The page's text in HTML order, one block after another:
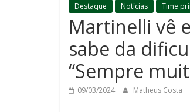
Destaque Notícias Time
Martinelli vê
sabe da
“Sempre
09/03/2024 Matheus Costa